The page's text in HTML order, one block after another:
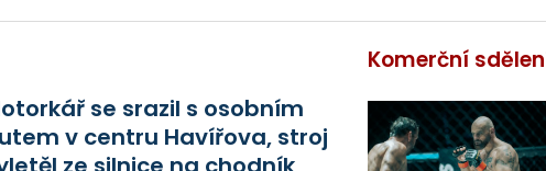
se srazil s osobním
v centru Havířova, stroj
Komerční